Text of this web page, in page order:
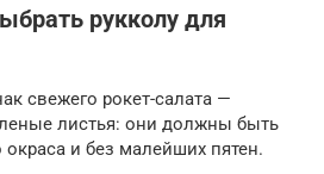
рукколу для
свежего рокет-салата —
листья: они должны быть
окраса и без малейших пятен.